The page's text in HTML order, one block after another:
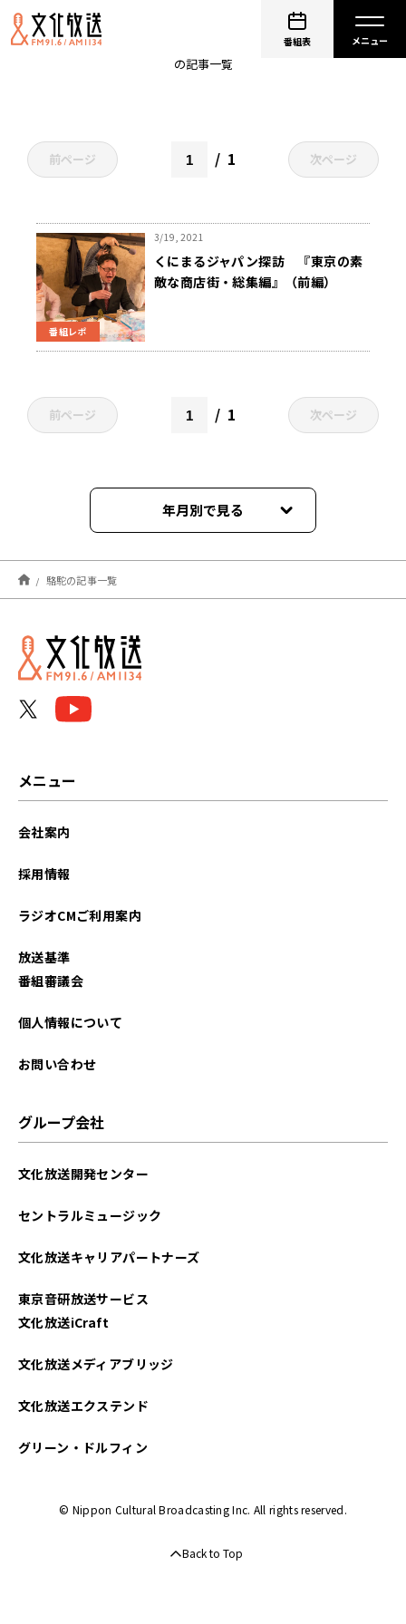
番組表
の記事一覧
前ページ 1 次ページ
番組レポ
3/19, 2021
くにまるジャパン探訪 『東京の素
敵な商店街・総集編』（前編）
前ページ 1 次ページ
年月別で見る
2021年03月
駱駝の記事一覧
メニュー
会社案内
採用情報
ラジオCMご利用案内
放送基準
番組審議会
個人情報について
お問い合わせ
グループ会社
文化放送開発センター
セントラルミュージック
文化放送キャリアパートナーズ
東京音研放送サービス
文化放送iCraft
文化放送メディアブリッジ
文化放送エクステンド
グリーン・ドルフィン
© Nippon Cultural Broadcasting Inc. All rights reserved.
Back to Top